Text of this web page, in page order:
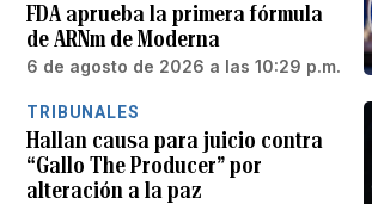
FDA aprueba la primera fórmula
de ARNm de Moderna
6 de agosto de 2026 a las 10:29 p.m.
TRIBUNALES
Hallan causa para juicio contra
“Gallo The Producer” por
alteración a la paz